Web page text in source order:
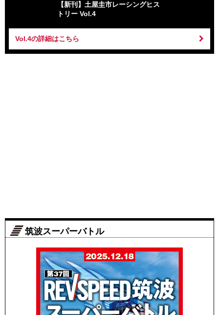
【新刊】土屋圭市レーシングヒス
トリー Vol.4
Vol.4の詳細はこちら
筑波スーパーバトル